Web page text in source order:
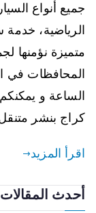
جميع أنواع
الرياضية،
متميزة نؤمنها
الساعة و
كراج بنشر
اقرأ المزيد
أحدث المقالات